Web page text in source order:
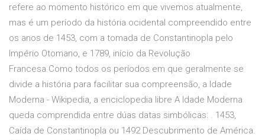
refere ao momento histórico em que vivemos atualmente,
mas é um período da história ocidental compreendido entre
os anos de 1453, com a tomada de Constantinopla pelo
Império Otomano, e 1789, início da Revolução
Francesa.Como todos os períodos em que geralmente se
divide a história para facilitar sua compreensão, a Idade
Moderna - Wikipedia, a enciclopedia libre A Idade Moderna
queda comprendida entre dúas datas simbólicas: . 1453,
Caída de Constantinopla ou 1492 Descubrimento de América.